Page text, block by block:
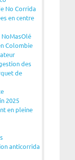
No Corrida
en centre
Colombie
des
de
2025
en pleine
anticorrida